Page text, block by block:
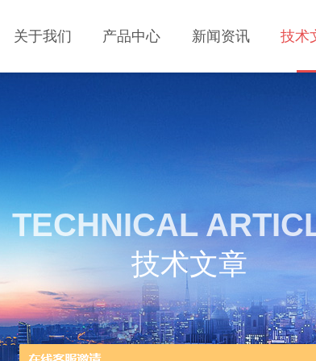
关于我们 产品中心 新闻资讯 技术
TECHNICAL
技术文章